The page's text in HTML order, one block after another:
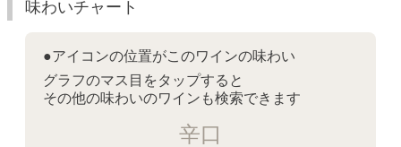
味わいチャート
●アイコンの位置がこのワインの味わい
グラフのマス目をタップすると
その他の味わいのワインも検索できます
辛口